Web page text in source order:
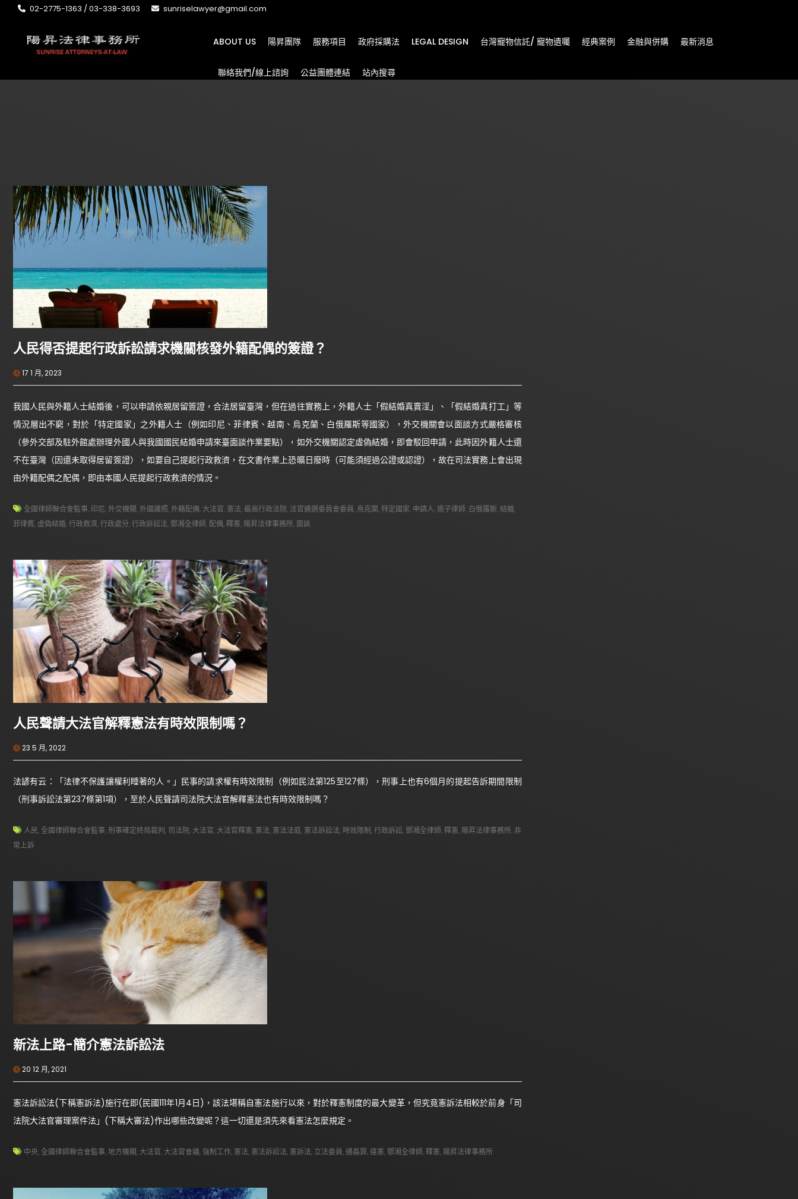
02-2775-1363 / 03-338-3693 sunriselawyer@gmail.com
ABOUT US 陽昇團隊 服務項目 政府採購法 LEGAL DESIGN 台灣寵物信託/ 寵物遺囑 經典案例 金融與併購 最新消息
聯絡我們/線上諮詢 公益團體連結 站內搜尋
人民得否提起行政訴訟請求機關核發外籍配偶的簽證？
17 1 月, 2023
我國人民與外籍人士結婚後，可以申請依親居留簽證，合法居留臺灣，但在過往實務上，外籍人士「假結婚真賣淫」、「假結婚真打工」等
情況層出不窮，對於「特定國家」之外籍人士（例如印尼、菲律賓、越南、烏克蘭、白俄羅斯等國家），外交機關會以面談方式嚴格審核
（參外交部及駐外館處辦理外國人與我國國民結婚申請來臺面談作業要點），如外交機關認定虛偽結婚，即會駁回申請，此時因外籍人士還
不在臺灣（因還未取得居留簽證），如要自己提起行政救濟，在文書作業上恐曠日廢時（可能須經過公證或認證），故在司法實務上會出現
由外籍配偶之配偶，即由本國人民提起行政救濟的情況。
全國律師聯合會監事, 印尼,外交機關,外國護照,外籍配偶, 大法官, 憲法,最高行政法院, 法官遴選委員會委員 , 烏克蘭,特定國家, 申請人,痞子律師, 白俄羅斯,結婚,
菲律賓, 虛偽結婚,行政救濟,行政處分,行政訴訟法, 鄧湘全律師, 配偶,釋憲, 陽昇法律事務所, 面談
人民聲請大法官解釋憲法有時效限制嗎？
23 5 月, 2022
法諺有云：「法律不保護讓權利睡著的人。」民事的請求權有時效限制（例如民法第125至127條），刑事上也有6個月的提起告訴期間限制
（刑事訴訟法第237條第1項），至於人民聲請司法院大法官解釋憲法也有時效限制嗎？
人民, 全國律師聯合會監事,刑事確定終局裁判 , 司法院, 大法官, 大法官釋憲, 憲法, 憲法法庭, 憲法訴訟法, 時效限制 ,行政訴訟, 鄧湘全律師,釋憲, 陽昇法律事務所, 非
常上訴
新法上路-簡介憲法訴訟法
20 12 月, 2021
憲法訴訟法(下稱憲訴法)施行在即(民國111年1月4日)，該法堪稱自憲法施行以來，對於釋憲制度的最大變革，但究竟憲訴法相較於前身「司
法院大法官審理案件法」(下稱大審法)作出哪些改變呢？這一切還是須先來看憲法怎麼規定。
中央, 全國律師聯合會監事,地方機關, 大法官, 大法官會議,強制工作, 憲法, 憲法訴訟法, 憲訴法,立法委員,通姦罪,違憲, 鄧湘全律師,釋憲, 陽昇法律事務所